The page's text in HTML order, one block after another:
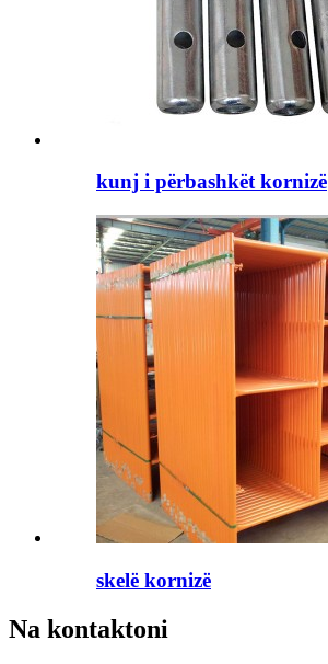
kunj i përbashkët kornizë
skelë kornizë
Na kontaktoni